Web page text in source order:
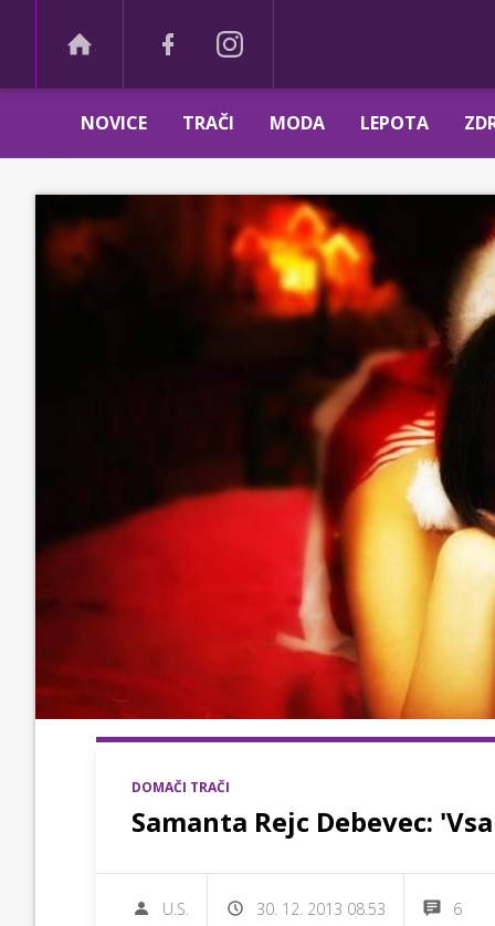
NOVICE TRAČI MODA LEPOTA
DOMAČI TRAČI
Samanta Rejc Debevec:
U.S. 30. 12. 2013 08.53 6